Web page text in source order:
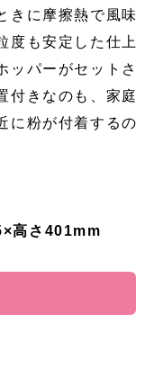
きに摩擦熱で風味
度も安定した仕上
ッパーがセットさ
付きなのも、家庭
に粉が付着するの
高さ401mm